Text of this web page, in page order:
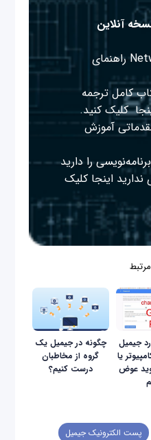
آنلاین
+Network راهنمای
کامل ترجمه
کلیک کنید.
آموزش
را دارید
نداریداینجا کلیک
جیمیل
یا
عوض
چگونه در جیمیل یک
گروه از مخاطبان
درست کنیم؟
پست الکترونیک جیمیل